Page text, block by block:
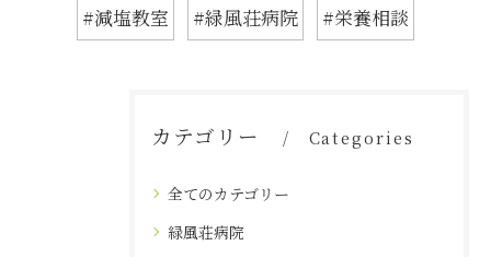
#減塩教室 #緑風荘病院 #栄養相談
カテゴリー Categories
全てのカテゴリー
緑風荘病院